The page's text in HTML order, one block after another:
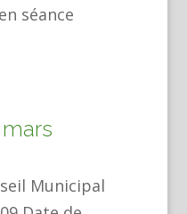
séance
Municipal